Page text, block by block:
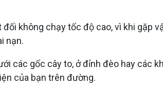
không chạy tốc độ cao, vì khi gặp
nạn.
các gốc cây to, ở đỉnh đèo hay các
của bạn trên đường.